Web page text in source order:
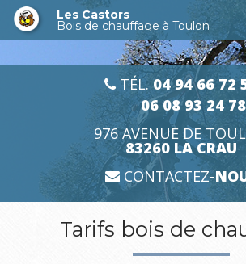
Aller
contenu
Les Castors
Bois de chauffage à Toulon
TÉL. 04 94 66 72
06 08 93 24 78
976 AVENUE DE
83260 LA CRAU
CONTACTEZ-
Tarifs bois de